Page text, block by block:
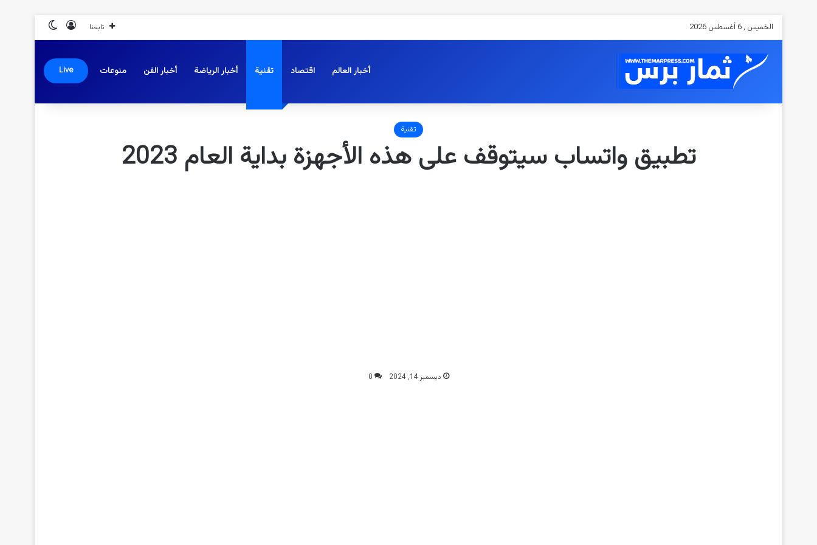
الخميس , 6 أغسطس 2026 تابعنا تسجيل الدخول
أخبار العالم اقتصاد تقنية أخبار الرياضة أخبار الفن منوعات Live
تقنية
تطبيق واتساب سيتوقف على هذه الأجهزة بداية العام 2023
ديسمبر 14, 2024 0